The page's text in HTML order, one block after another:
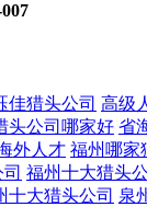
佳猎头公司 高级
头公司哪家好 省
外人才 福州哪家
福州十大猎头
十大猎头公司 泉